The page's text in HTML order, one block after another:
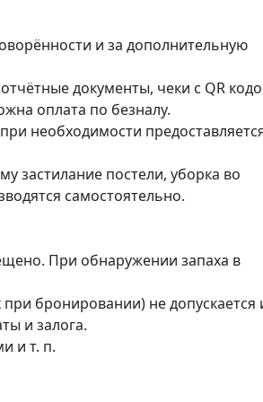
и за дополнительную
документы, чеки с QR
оплата по безналу.
необходимости
застилание постели, уборка во
самостоятельно.
При обнаружении запаха в
бронировании) не допускается
и залога.
и т. п.